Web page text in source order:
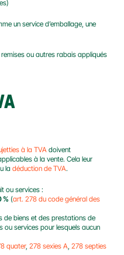
un service d’emballage, une
remises ou autres rabais appliqués
à la TVA doivent
à la vente. Cela leur
la déduction de TVA.
ou services :
% (art. 278 du code général des
de biens et des prestations de
ou services pour lesquels aucun
quater, 278 sexies A 278 septies